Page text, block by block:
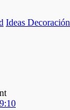
Ideas Decoración